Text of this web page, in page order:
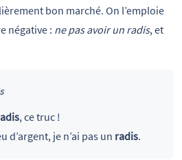
bon marché. On l’emploie
négative : ne pas avoir un radis, et
, ce truc !
d’argent, je n’ai pas un radis.